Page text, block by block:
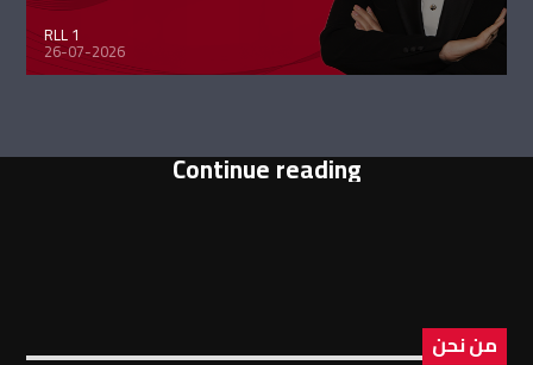
RLL 1
26-07-2026
Continue reading
من نحن